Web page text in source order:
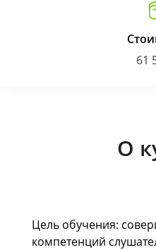
61
О
Цель обучения:
компетенций